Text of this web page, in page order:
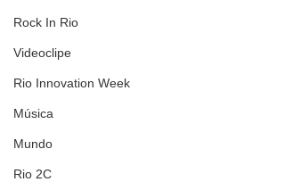
Rock In Rio
Videoclipe
Rio Innovation Week
Música
Mundo
Rio 2C